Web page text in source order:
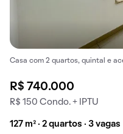
Casa com 2 quartos, quintal e
R$ 740.000
R$ 150 Condo. + IPTU
127 m² · 2 quartos · 3 vagas